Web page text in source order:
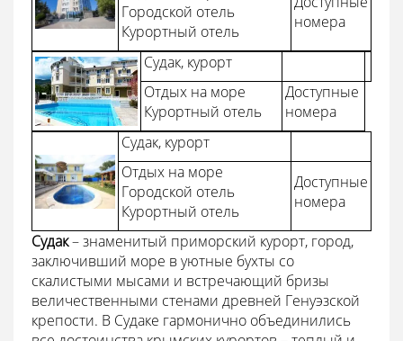
Городской отель
Курортный отель
номера
Судак, курорт
Отдых на море
Курортный отель
Доступные
номера
Судак, курорт
Отдых на море
Городской отель
Курортный отель
Доступные
номера
Судак– знаменитый приморский курорт, город,
заключивший море в уютные бухты со
скалистыми мысами и встречающий бризы
величественными стенами древней Генуэзской
крепости. В Судаке гармонично объединились